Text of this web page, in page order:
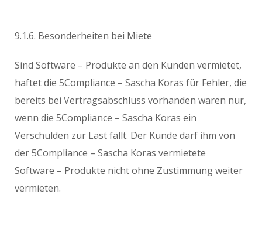
9.1.6. Besonderheiten bei Miete
Sind Software – Produkte an den Kunden vermietet,
haftet die 5Compliance – Sascha Koras für Fehler, die
bereits bei Vertragsabschluss vorhanden waren nur,
wenn die 5Compliance – Sascha Koras ein
Verschulden zur Last fällt. Der Kunde darf ihm von
der 5Compliance – Sascha Koras vermietete
Software – Produkte nicht ohne Zustimmung weiter
vermieten.